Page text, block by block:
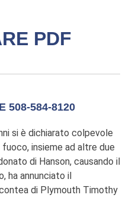
PDF
508-584-8120
si è dichiarato colpevole
insieme ad altre due
di Hanson, causando il
ha annunciato il
di Plymouth Timothy